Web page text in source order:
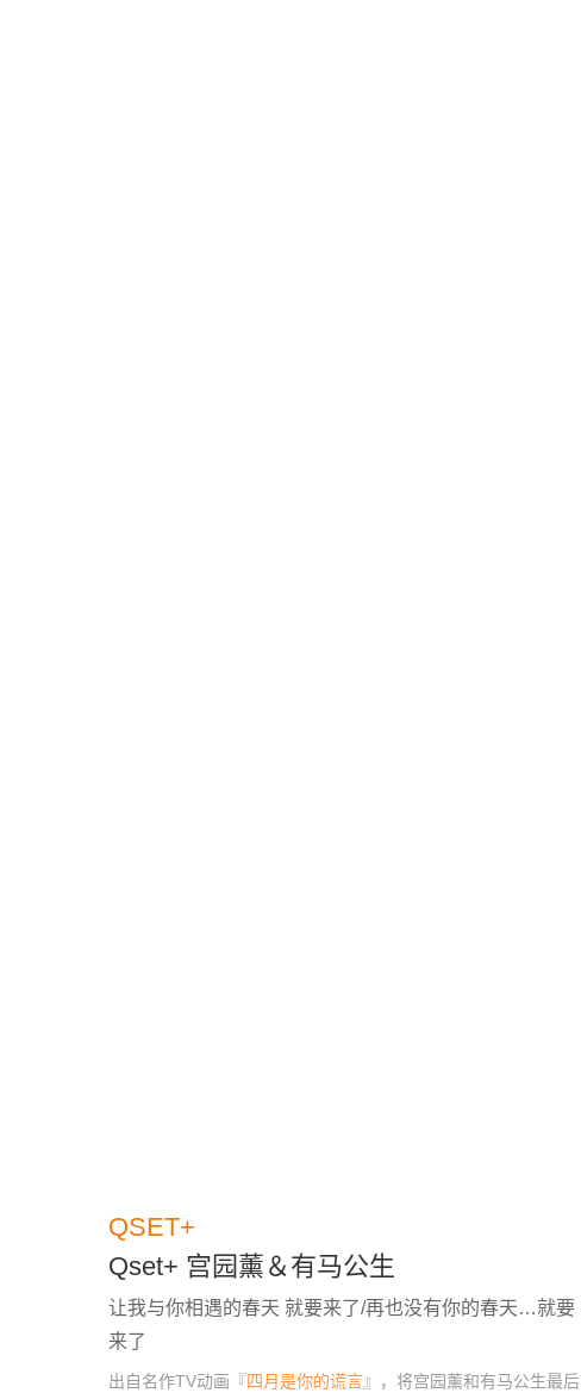
QSET+
Qset+ 宫园薰＆有马公生
让我与你相遇的春天 就要来了/再也没有你的春天…就要
来了
出自名作TV动画『四月是你的谎言』，将宫园薰和有马公生最后